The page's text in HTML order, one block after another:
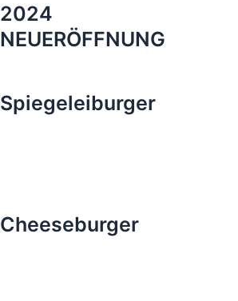
2024
NEUERÖFFNUNG
Spiegeleiburger
Cheeseburger